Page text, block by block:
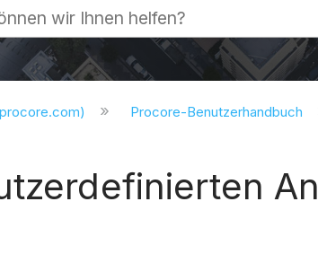
Procore-Benutzerhandbuch